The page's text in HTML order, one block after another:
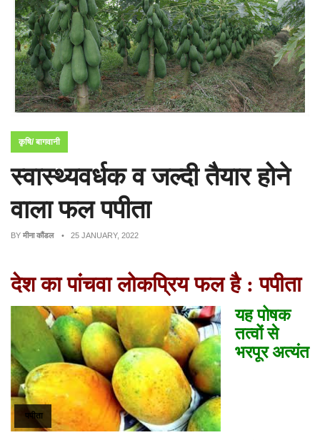
कृषि/ बागवानी
स्वास्थ्यवर्धक व जल्दी तैयार होने
वाला फल पपीता
BY मीना कौंडल • 25 JANUARY, 2022
देश का पांचवा लोकप्रिय फल है : पपीता
पपीता
यह पोषक
तत्वों से
भरपूर अत्यंत